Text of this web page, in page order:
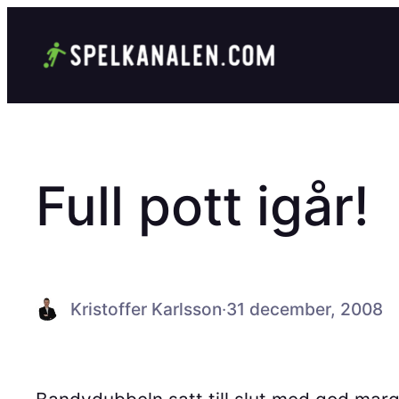
innehåll
Full pott igår!
Kristoffer Karlsson·31 december, 2008